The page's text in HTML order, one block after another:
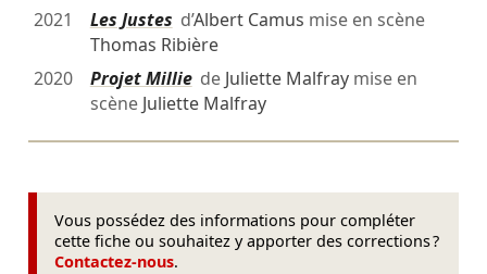
2021
Les Justes d’Albert Camus mise en scène
Thomas Ribière
2020
Projet Milliede Juliette Malfraymise en
scène Juliette Malfray
Vous possédez des informations pour compléter
cette fiche ou souhaitez y apporter des corrections ?
Contactez-nous.